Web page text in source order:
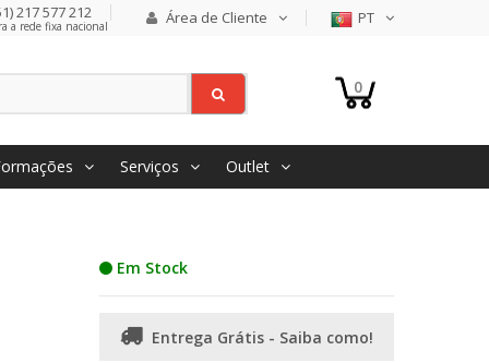
217 577 212
a rede fixa nacional Área de Cliente PT
0
Serviços Outlet
Em Stock
Entrega Grátis - Saiba como!